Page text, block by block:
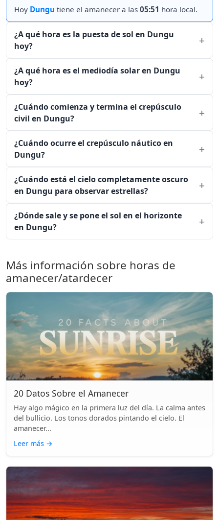
Hoy Dungu tiene el amanecer a las 05:51 hora local.
¿A qué hora es la puesta de sol en Dungu
hoy?
¿A qué hora es el mediodía solar en Dungu
hoy?
¿Cuándo comienza y termina el crepúsculo
civil en Dungu?
¿Cuándo ocurre el crepúsculo náutico en
Dungu?
¿Cuándo está el cielo completamente oscuro
en Dungu para observar estrellas?
¿Dónde sale y se pone el sol en el horizonte
en Dungu?
Más información sobre horas de
amanecer/atardecer
20 Datos Sobre el Amanecer
Hay algo mágico en la primera luz del día. La calma antes
del bullicio. Los tonos dorados pintando el cielo. El
amanecer...
Leer más →